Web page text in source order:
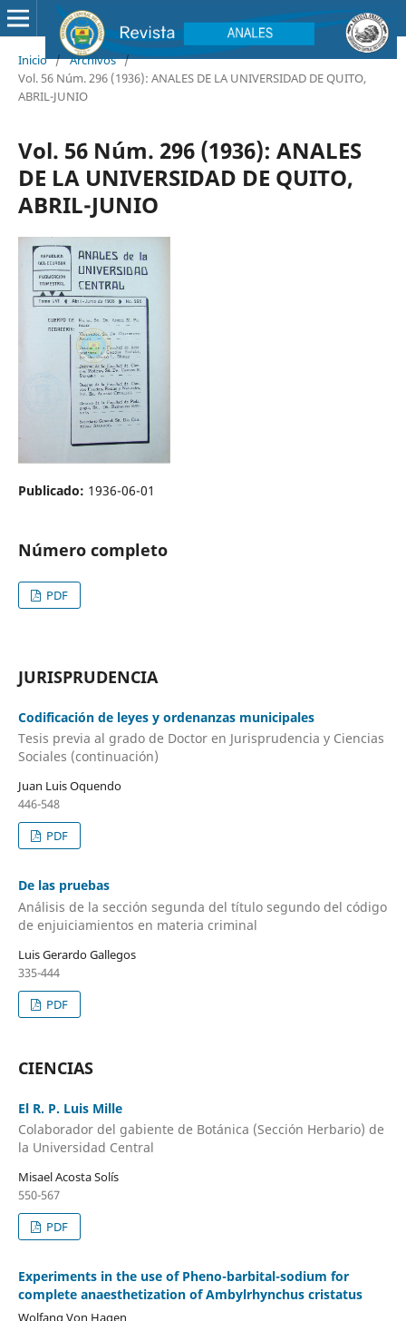
Inicio / Archivos /
Vol. 56 Núm. 296 (1936): ANALES DE LA UNIVERSIDAD DE QUITO,
ABRIL-JUNIO
Vol. 56 Núm. 296 (1936): ANALES
DE LA UNIVERSIDAD DE QUITO,
ABRIL-JUNIO
Publicado: 1936-06-01
Número completo
PDF
JURISPRUDENCIA
Codificación de leyes y ordenanzas municipales
Tesis previa al grado de Doctor en Jurisprudencia y Ciencias
Sociales (continuación)
Juan Luis Oquendo
446-548
PDF
De las pruebas
Análisis de la sección segunda del título segundo del código
de enjuiciamientos en materia criminal
Luis Gerardo Gallegos
335-444
PDF
CIENCIAS
El R. P. Luis Mille
Colaborador del gabiente de Botánica (Sección Herbario) de
la Universidad Central
Misael Acosta Solís
550-567
PDF
Experiments in the use of Pheno-barbital-sodium for
complete anaesthetization of Ambylrhynchus cristatus
Wolfang Von Hagen